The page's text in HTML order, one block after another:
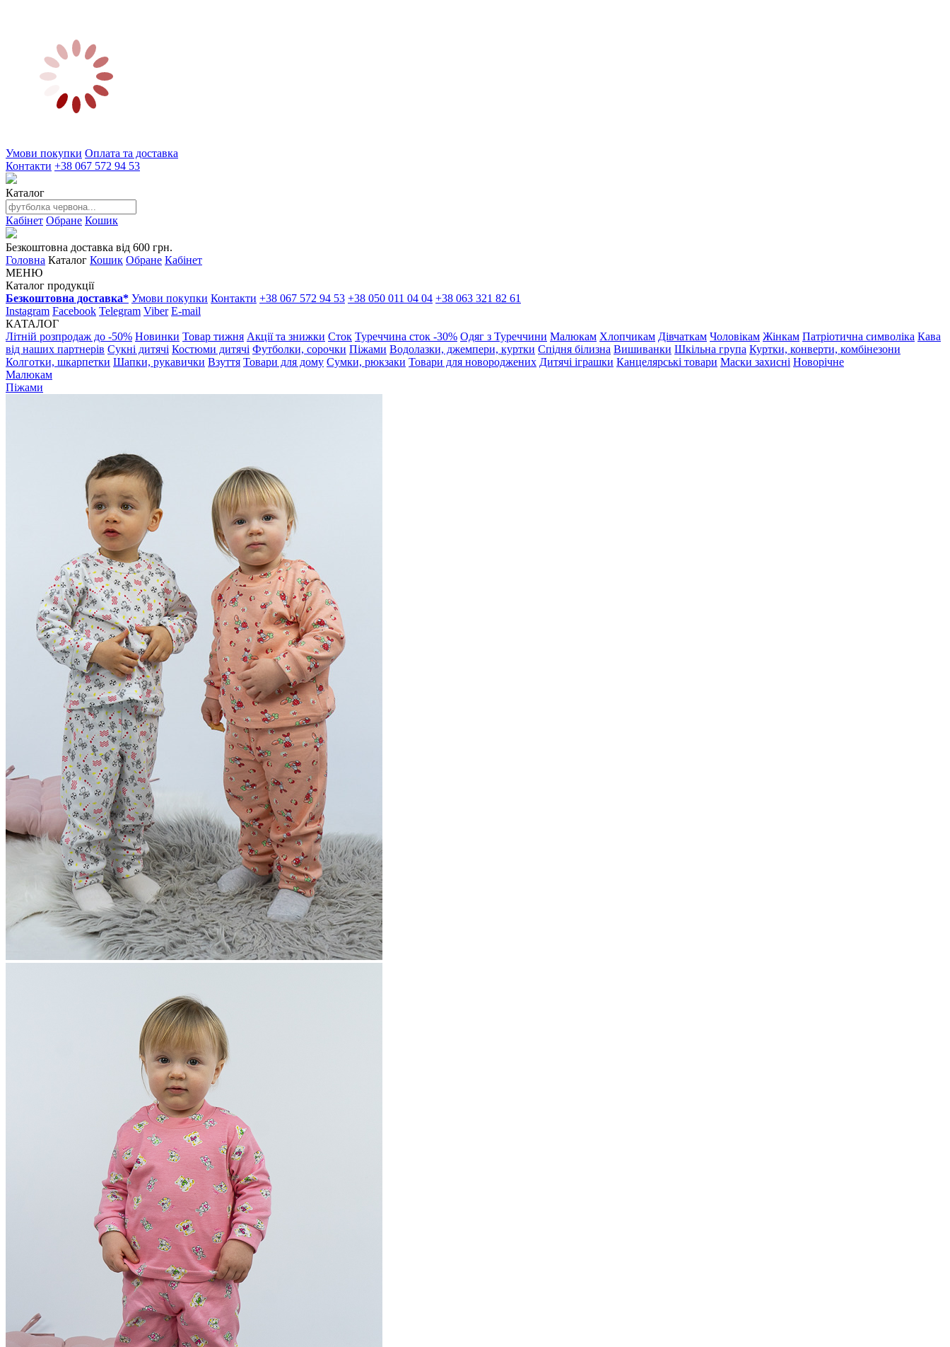
Умови покупки Оплата та доставка
Контакти +38 067 572 94 53
Каталог
Кабінет Обране Кошик
Безкоштовна доставка від 600 грн.
Головна Каталог Кошик Обране Кабінет
МЕНЮ
Каталог продукції
Безкоштовна доставка* Умови покупки Контакти +38 067 572 94 53 +38 050 011 04 04 +38 063 321 82 61
Instagram Facebook Telegram Viber E-mail
КАТАЛОГ
Літній розпродаж до -50% Новинки Товар тижня Акції та знижки Сток Туреччина сток -30% Одяг з Туреччини Малюкам Хлопчикам Дівчаткам Чоловікам Жінкам Патріотична символіка Кава
від наших партнерів Сукні дитячі Костюми дитячі Футболки, сорочки Піжами Водолазки, джемпери, куртки Спідня білизна Вишиванки Шкільна група Куртки, конверти, комбінезони
Колготки, шкарпетки Шапки, рукавички Взуття Товари для дому Сумки, рюкзаки Товари для новороджених Дитячі іграшки Канцелярські товари Маски захисні Новорічне
Малюкам
Піжами